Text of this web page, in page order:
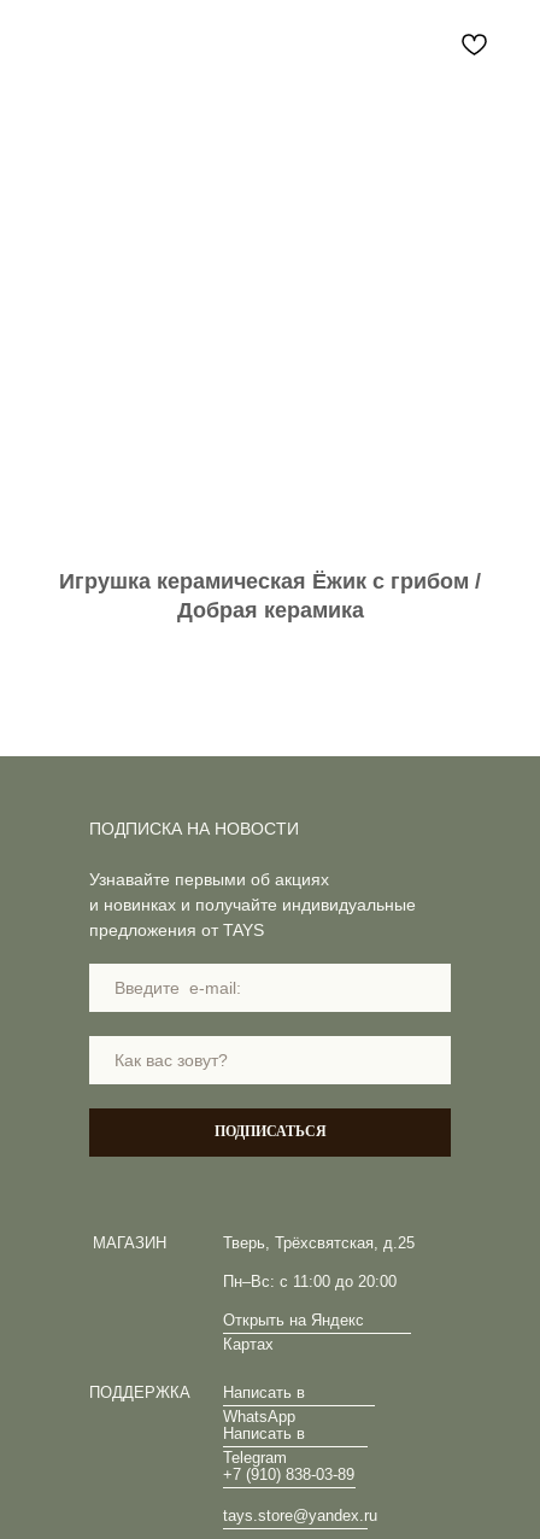
Игрушка керамическая Ёжик с грибом /
Добрая керамика
Тверь, Трёхсвятская, д.25
Пн–Вс: с 11:00 до 20:00
Открыть на Яндекс
Картах
МАГАЗИН
ПОДДЕРЖКА
Написать в
WhatsApp
Написать в
Telegram
+7 (910) 838-03-89
tays.store@yandex.ru
Узнавайте первыми об акциях
и новинках и получайте индивидуальные
предложения от TAYS
ПОДПИСАТЬСЯ
ПОДПИСКА НА НОВОСТИ